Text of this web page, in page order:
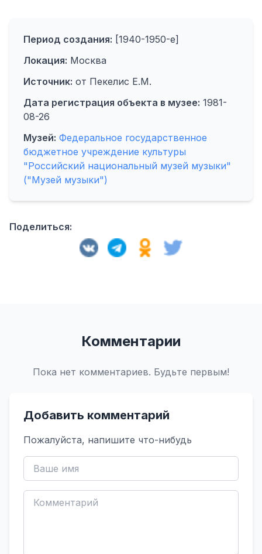
Период создания: [1940-1950-е]
Локация: Москва
Источник: от Пекелис Е.М.
Дата регистрация объекта в музее: 1981-
08-26
Музей: Федеральное государственное
бюджетное учреждение культуры
"Российский национальный музей музыки"
("Музей музыки")
Поделиться:
Комментарии
Пока нет комментариев. Будьте первым!
Добавить комментарий
Пожалуйста, напишите что-нибудь